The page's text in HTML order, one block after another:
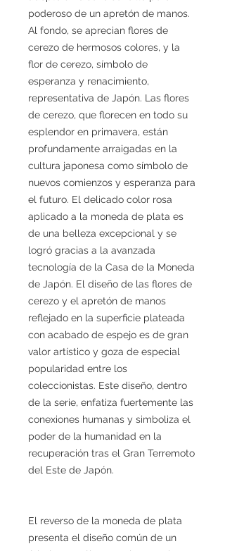
poderoso de un apretón de manos.
Al fondo, se aprecian flores de
cerezo de hermosos colores, y la
flor de cerezo, símbolo de
esperanza y renacimiento,
representativa de Japón. Las flores
de cerezo, que florecen en todo su
esplendor en primavera, están
profundamente arraigadas en la
cultura japonesa como símbolo de
nuevos comienzos y esperanza para
el futuro. El delicado color rosa
aplicado a la moneda de plata es
de una belleza excepcional y se
logró gracias a la avanzada
tecnología de la Casa de la Moneda
de Japón. El diseño de las flores de
cerezo y el apretón de manos
reflejado en la superficie plateada
con acabado de espejo es de gran
valor artístico y goza de especial
popularidad entre los
coleccionistas. Este diseño, dentro
de la serie, enfatiza fuertemente las
conexiones humanas y simboliza el
poder de la humanidad en la
recuperación tras el Gran Terremoto
del Este de Japón.
El reverso de la moneda de plata
presenta el diseño común de un